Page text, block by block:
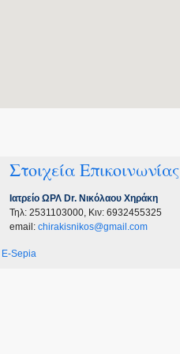
Στοιχεία Επικοινωνίας
Ιατρείο ΩΡΛ Dr. Νικόλαου Χηράκη
Τηλ: 2531103000, Κιν: 6932455325
email: chirakisnikos@gmail.com
E-Sepia